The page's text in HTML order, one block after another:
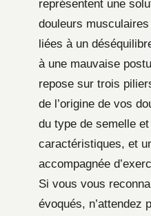
représentent une
douleurs
liées à un
à une mauvaise
repose sur trois
de l’origine de vos
du type de semelle
caractéristiques, et
accompagnée
Si vous vous
évoqués, n’attendez